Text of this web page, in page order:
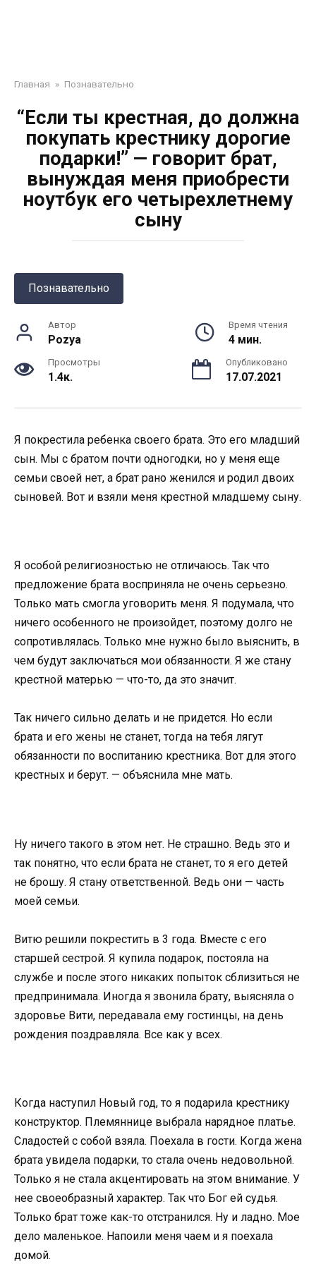
Главная » Познавательно
“Если ты крестная, до должна
покупать крестнику дорогие
подарки!” — говорит брат,
вынуждая меня приобрести
ноутбук его четырехлетнему
сыну
Познавательно
Автор
Pozya
Время чтения
4 мин.
Просмотры
1.4к.
Опубликовано
17.07.2021
Я покрестила ребенка своего брата. Это его младший
сын. Мы с братом почти одногодки, но у меня еще
семьи своей нет, а брат рано женился и родил двоих
сыновей. Вот и взяли меня крестной младшему сыну.
Я особой религиозностью не отличаюсь. Так что
предложение брата восприняла не очень серьезно.
Только мать смогла уговорить меня. Я подумала, что
ничего особенного не произойдет, поэтому долго не
сопротивлялась. Только мне нужно было выяснить, в
чем будут заключаться мои обязанности. Я же стану
крестной матерью — что-то, да это значит.
Так ничего сильно делать и не придется. Но если
брата и его жены не станет, тогда на тебя лягут
обязанности по воспитанию крестника. Вот для этого
крестных и берут. — объяснила мне мать.
Ну ничего такого в этом нет. Не страшно. Ведь это и
так понятно, что если брата не станет, то я его детей
не брошу. Я стану ответственной. Ведь они — часть
моей семьи.
Витю решили покрестить в 3 года. Вместе с его
старшей сестрой. Я купила подарок, постояла на
службе и после этого никаких попыток сблизиться не
предпринимала. Иногда я звонила брату, выясняла о
здоровье Вити, передавала ему гостинцы, на день
рождения поздравляла. Все как у всех.
Когда наступил Новый год, то я подарила крестнику
конструктор. Племяннице выбрала нарядное платье.
Сладостей с собой взяла. Поехала в гости. Когда жена
брата увидела подарки, то стала очень недовольной.
Только я не стала акцентировать на этом внимание. У
нее своеобразный характер. Так что Бог ей судья.
Только брат тоже как-то отстранился. Ну и ладно. Мое
дело маленькое. Напоили меня чаем и я поехала
домой.